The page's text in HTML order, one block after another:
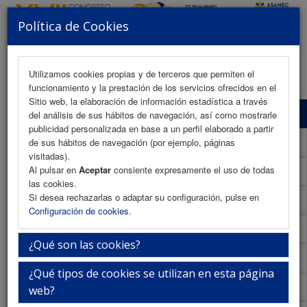
Política de Cookies
Utilizamos cookies propias y de terceros que permiten el
funcionamiento y la prestación de los servicios ofrecidos en el
Sitio web, la elaboración de información estadística a través
del análisis de sus hábitos de navegación, así como mostrarle
publicidad personalizada en base a un perfil elaborado a partir
de sus hábitos de navegación (por ejemplo, páginas
visitadas).
Al pulsar en Aceptar consiente expresamente el uso de todas
las cookies.
Si desea rechazarlas o adaptar su configuración, pulse en
Configuración de cookies.
¿Qué son las cookies?
¿Qué tipos de cookies se utilizan en esta página
web?
MENU
Presentación
La ciudad
La sede
iEvents
Secretaría Técnica
Descubre Jaén
Información General